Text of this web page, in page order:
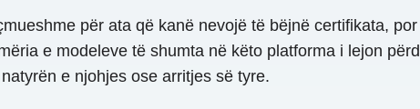
për ata që kanë nevojë të bëjnë certifikata,
e modeleve të shumta në këto platforma i lejon
e njohjes ose arritjes së tyre.